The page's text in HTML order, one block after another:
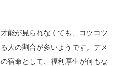
能が見られなくても、コツコツ
人の割合が多いようです。デメ
宿命として、福利厚生が何もな